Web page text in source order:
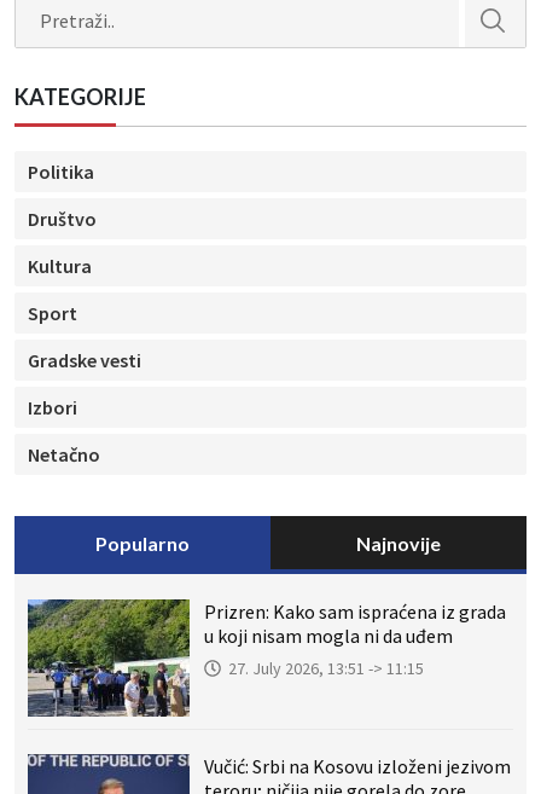
KATEGORIJE
Politika
Društvo
Kultura
Sport
Gradske vesti
Izbori
Netačno
Popularno Najnovije
Prizren: Kako sam ispraćena iz grada
u koji nisam mogla ni da uđem
27. July 2026, 13:51 -> 11:15
Vučić: Srbi na Kosovu izloženi jezivom